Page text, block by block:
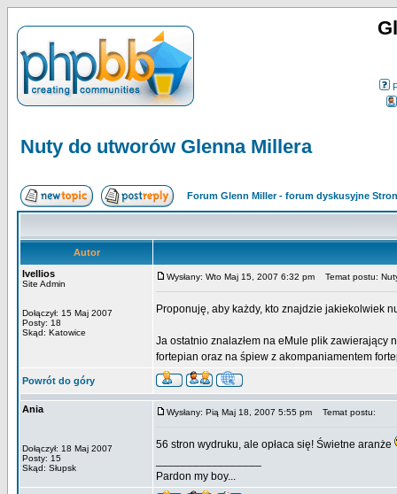
Nuty do utworów Glenna Millera
Forum Glenn Miller - forum dyskusyjne
Autor
Ivellios
Site Admin
Dołączył: 15 Maj 2007
Posty: 18
Skąd: Katowice
Wysłany: Wto Maj 15, 2007 6:32 pm Temat postu:
Proponuję, aby każdy, kto znajdzie jakiekolwiek
Ja ostatnio znalazłem na eMule plik zawierający
fortepian oraz na śpiew z akompaniamentem
Powrót do góry
Ania
Dołączył: 18 Maj 2007
Posty: 15
Skąd: Słupsk
Wysłany: Pią Maj 18, 2007 5:55 pm Temat postu:
56 stron wydruku, ale opłaca się! Świetne aranże
Pardon my boy...